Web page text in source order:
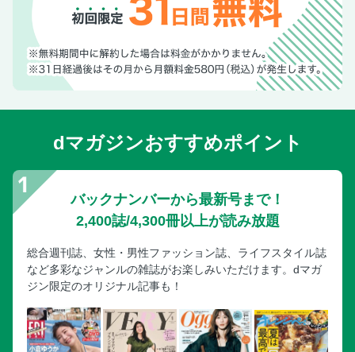
dマガジンおすすめポイント
バックナンバーから最新号まで！
2,400誌/4,300冊以上が読み放題
総合週刊誌、女性・男性ファッション誌、ライフスタイル誌
など多彩なジャンルの雑誌がお楽しみいただけます。dマガ
ジン限定のオリジナル記事も！